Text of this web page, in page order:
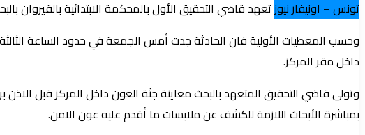
تونس – اونيفار نيوزتعهد قاضي التحقيق الأول بالمحكمة الابتدائية بالقيروان
وحسب المعطيات الأولية فان الحادثة جدت أمس الجمعة في حدود الساعة
داخل مقر المركز.
وتولى قاضي التحقيق المتعهد بالبحث معاينة جثة العون داخل المركز قبل الاذن
بمباشرة الأبحاث اللازمة للكشف عن ملابسات ما أقدم عليه عون الامن.